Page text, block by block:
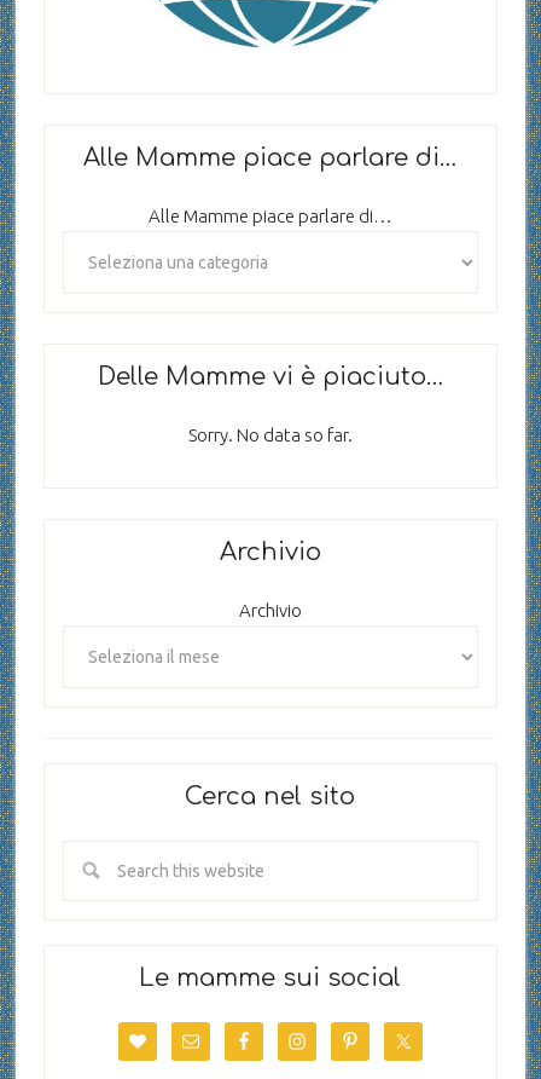
Alle Mamme piace parlare di…
Alle Mamme piace parlare di…
Delle Mamme vi è piaciuto…
Sorry. No data so far.
Archivio
Archivio
Cerca nel sito
Le mamme sui social